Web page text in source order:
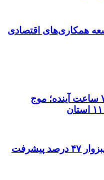
همکاری‌های اقتصادی
وضعیت جوی کشور در ۷۲ ساعت آینده؛ موج
بازوند: ایستگاه راه‌آهن سبزوار ۴۷ درصد پیشرفت